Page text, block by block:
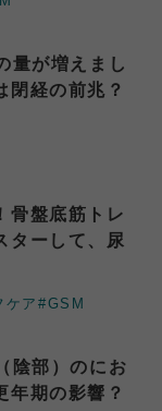
量が増えまし
閉経の前兆？
骨盤底筋トレ
ターして、尿
ケア#GSM
陰部）のにお
年期の影響？